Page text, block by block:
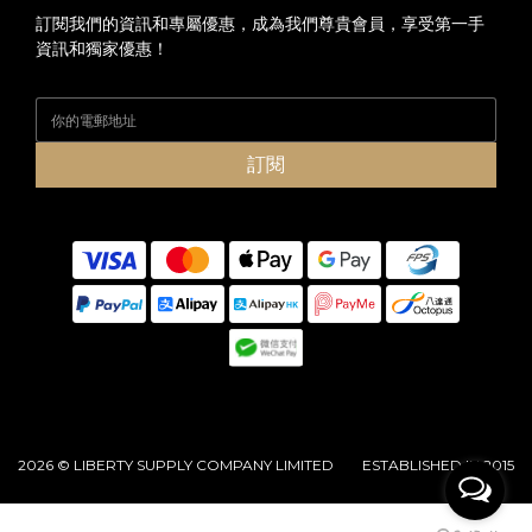
訂閱我們的資訊和專屬優惠，成為我們尊貴會員，享受第一手
資訊和獨家優惠！
訂閱
2026 © LIBERTY SUPPLY COMPANY LIMITED ESTABLISHED IN 2015